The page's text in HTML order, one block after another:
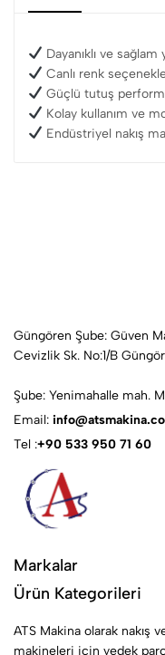
Dayanıklı ve sağlam
Canlı renk
Güçlü tutuş
Kolay kullanım ve
Endüstriyel nakış
Güngören Şube: Güven
Cevizlik Sk. No:1/B
Şube: Yenimahalle mah.
Email:
Tel :+90 533 950 71 60
Markalar
Ürün Kategorileri
ATS Makina olarak nakış
makineleri için yedek